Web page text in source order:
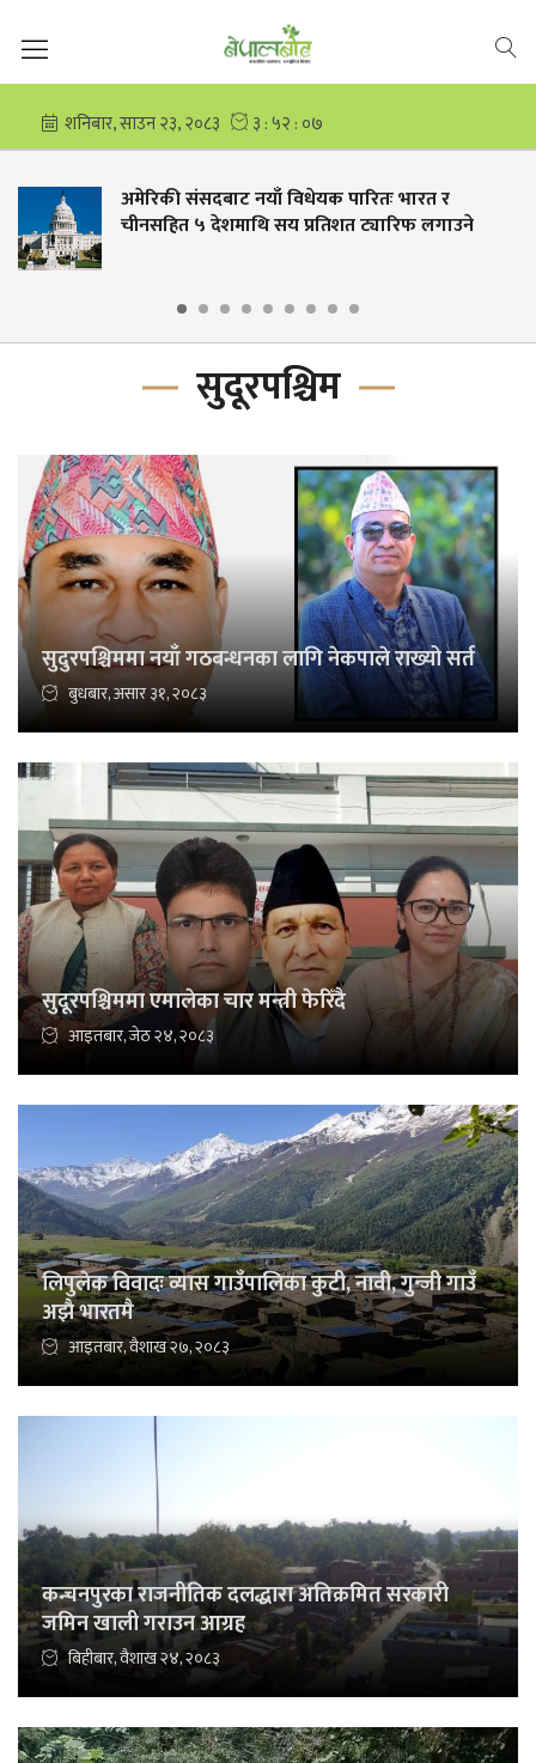
पारितः भारत र
ट्यारिफ लगाउने
हुम्लाको महाबौद्ध माविको
लाख
सुदूरपश्चिम
सुदुरपश्चिममा नयाँ गठबन्धनका लागि नेकपाले राख्यो सर्त
बुधबार, असार ३१, २०८३
सुदूरपश्चिममा एमालेका चार मन्त्री फेरिँदै
आइतबार, जेठ २४, २०८३
लिपुलेक विवादः व्यास गाउँपालिका कुटी, नावी, गुन्जी गाउँ
अझै भारतमै
आइतबार, वैशाख २७, २०८३
कन्चनपुरका राजनीतिक दलद्धारा अतिक्रमित सरकारी
जमिन खाली गराउन आग्रह
बिहीबार, वैशाख २४, २०८३